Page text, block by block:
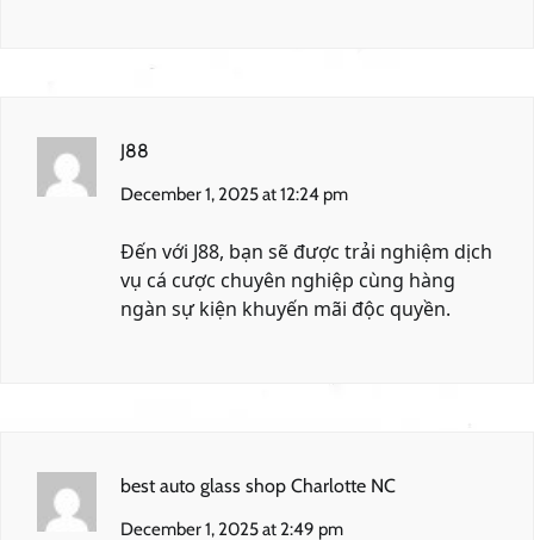
J88
December 1, 2025 at 12:24 pm
Đến với J88, bạn sẽ được trải nghiệm dịch
vụ cá cược chuyên nghiệp cùng hàng
ngàn sự kiện khuyến mãi độc quyền.
best auto glass shop Charlotte NC
December 1, 2025 at 2:49 pm